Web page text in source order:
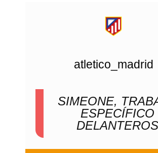
atletico_madrid
SIMEONE,
ESPECÍFICO
DELANTEROS